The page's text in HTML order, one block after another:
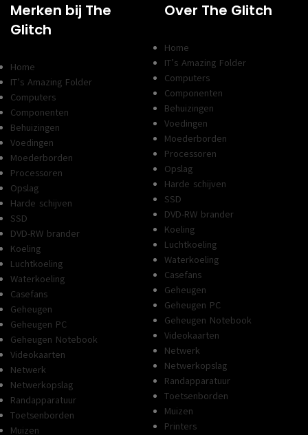
Merken bij The
Glitch
Home
IT’s Amazing Folder
Computers
Componenten
Behuizingen
Voedingen
Moederborden
Processoren
Opslag
Harde schijven
SSD
DVD-RW brander
Koeling
Luchtkoeling
Waterkoeling
Casefans
Geheugen
Geheugen PC
Geheugen Notebook
Videokaarten
Netwerk
Netwerkopslag
Randapparatuur
Toetsenborden
Muizen
Over The Glitch
Home
IT’s Amazing Folder
Computers
Componenten
Behuizingen
Voedingen
Moederborden
Processoren
Opslag
Harde schijven
SSD
DVD-RW brander
Koeling
Luchtkoeling
Waterkoeling
Casefans
Geheugen
Geheugen PC
Geheugen Notebook
Videokaarten
Netwerk
Netwerkopslag
Randapparatuur
Toetsenborden
Muizen
Printers